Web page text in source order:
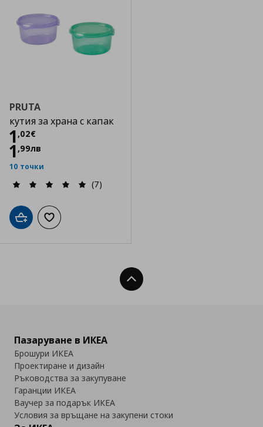
PRUTA
кутия за храна с капак
1 ,02€
Цена
1 ,99лв
10 точки
(7)
Добави в кошницата
Добави към списъка с любими
Нагоре
Пазаруване в ИКЕА
Брошури ИКЕА
Проектиране и дизайн
Ръководства за закупуване
Гаранции ИКЕА
Ваучер за подарък ИКЕА
Условия за връщане на закупени стоки